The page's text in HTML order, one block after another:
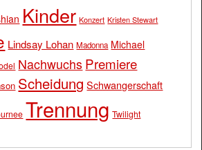
Kinder Konzert Kristen Stewart
Lindsay Lohan Madonna Michael
Nachwuchs Premiere
Scheidung Schwangerschaft
Trennung Twilight